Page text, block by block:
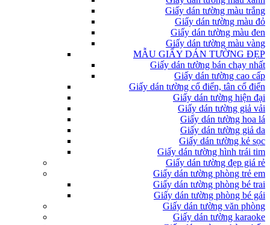
Giấy dán tường màu trắng
Giấy dán tường màu đỏ
Giấy dán tường màu đen
Giấy dán tường màu vàng
MẪU GIẤY DÁN TƯỜNG ĐẸP
Giấy dán tường bán chạy nhất
Giấy dán tường cao cấp
Giấy dán tường cổ điển, tân cổ điển
Giấy dán tường hiện đại
Giấy dán tường giả vải
Giấy dán tường hoa lá
Giấy dán tường giả da
Giấy dán tường kẻ sọc
Giấy dán tường hình trái tim
Giấy dán tường đẹp giá rẻ
Giấy dán tường phòng trẻ em
Giấy dán tường phòng bé trai
Giấy dán tường phòng bé gái
Giấy dán tường văn phòng
Giấy dán tường karaoke